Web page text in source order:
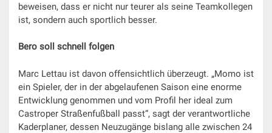
beweisen, dass er nicht nur teurer als seine Teamkollegen
ist, sondern auch sportlich besser.
Bero soll schnell folgen
Marc Lettau ist davon offensichtlich überzeugt. „Momo ist
ein Spieler, der in der abgelaufenen Saison eine enorme
Entwicklung genommen und vom Profil her ideal zum
Castroper Straßenfußball passt“, sagt der verantwortliche
Kaderplaner, dessen Neuzugänge bislang alle zwischen 24